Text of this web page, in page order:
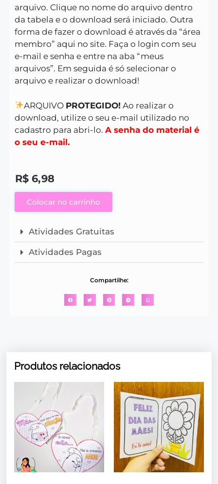
arquivo. Clique no nome do arquivo dentro
da tabela e o download será iniciado. Outra
forma de fazer o download é através da “área
membro” aqui no site. Faça o login com seu
e-mail e senha e entre na aba “meus
arquivos”. Em seguida é só selecionar o
arquivo e realizar o download!
ARQUIVO PROTEGIDO! Ao realizar o
download, utilize o seu e-mail utilizado no
cadastro para abri-lo. A senha do material é
o seu e-mail.
R$ 6,98
Colocar no carrinho
Atividades Gratuitas
Atividades Pagas
Compartilhe:
Produtos relacionados